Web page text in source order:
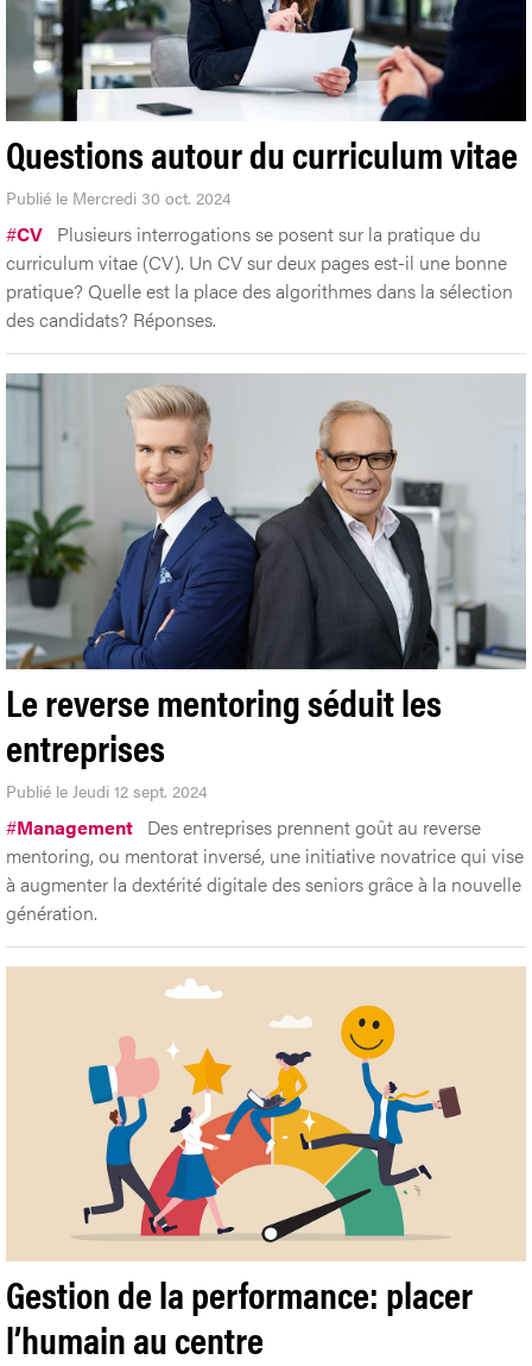
Questions autour du curriculum vitae
Publié le Mercredi 30 oct. 2024
#CV Plusieurs interrogations se posent sur la pratique du
curriculum vitae (CV). Un CV sur deux pages est-il une bonne
pratique? Quelle est la place des algorithmes dans la sélection
des candidats? Réponses.
Le reverse mentoring séduit les
entreprises
Publié le Jeudi 12 sept. 2024
#Management Des entreprises prennent goût au reverse
mentoring, ou mentorat inversé, une initiative novatrice qui vise
à augmenter la dextérité digitale des seniors grâce à la nouvelle
génération.
Gestion de la performance: placer
l’humain au centre